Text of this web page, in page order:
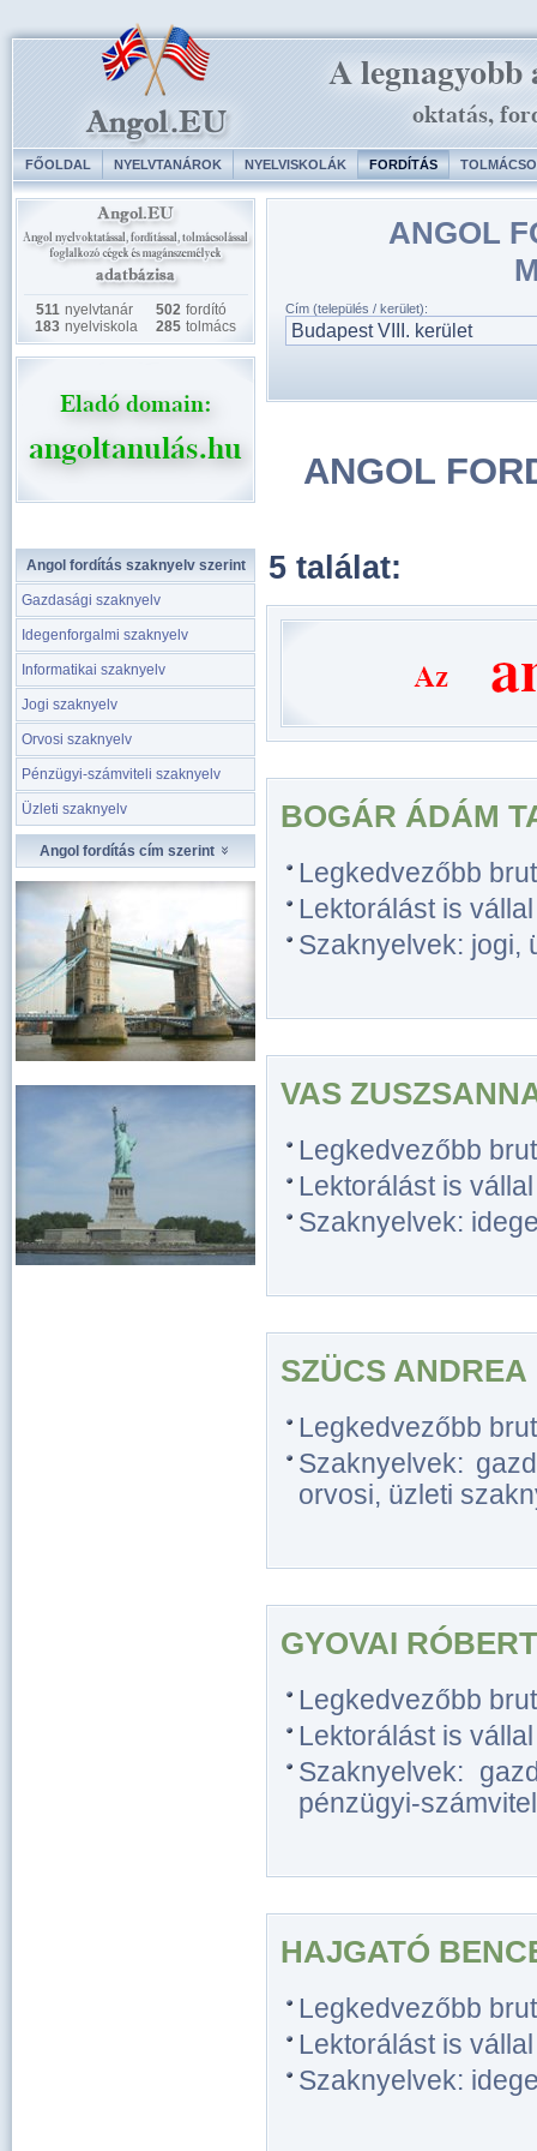
FŐOLDAL NYELVTANÁROK NYELVISKOLÁK FORDÍTÁS
511 nyelvtanár 502 fordító
183 nyelviskola 285 tolmács
Angol fordítás szaknyelv szerint
Gazdasági szaknyelv
Idegenforgalmi szaknyelv
Informatikai szaknyelv
Jogi szaknyelv
Orvosi szaknyelv
Pénzügyi-számviteli szaknyelv
Üzleti szaknyelv
Angol fordítás cím szerint
ANGOL
Cím (település / kerület):
ANGOL
5 találat:
BOGÁR ÁDÁM
Legkedvezőbb
Lektorálást is vállal
Szaknyelvek: jogi,
VAS
Legkedvezőbb
Lektorálást is vállal
Szaknyelvek:
SZÜCS ANDREA
Legkedvezőbb
Szaknyelvek:
orvosi, üzleti
GYOVAI RÓBERT
Legkedvezőbb
Lektorálást is vállal
Szaknyelvek:
pénzügyi-
HAJGATÓ
Legkedvezőbb
Lektorálást is vállal
Szaknyelvek: